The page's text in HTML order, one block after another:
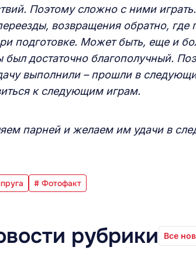
Поэтому сложно с ними
возвращения обратно,
подготовке. Может быть, еще и
был достаточно благополучный.
выполнили –прошли в
к следующим играм.
парней и желаем им удачи в
# Фотофакт
рубрики Все